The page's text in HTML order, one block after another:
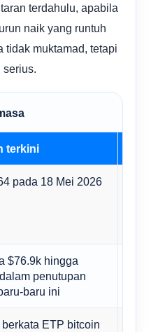
terdahulu, apabila
naik yang runtuh
tidak muktamad, tetapi
serius.
terkini
pada 18 Mei 2026
$76.9k hingga
penutupan
baru ini
ETP bitcoin